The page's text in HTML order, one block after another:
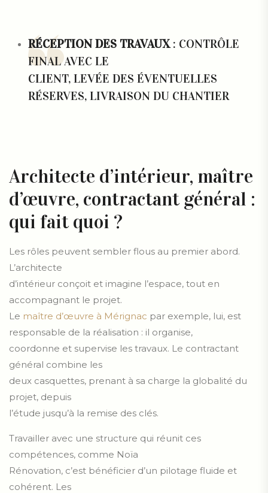
RÉCEPTION DES TRAVAUX: CONTRÔLE
FINAL AVEC LE
CLIENT, LEVÉE DES ÉVENTUELLES
RÉSERVES, LIVRAISON DU CHANTIER
Architecte d’intérieur, maître
d’œuvre, contractant général :
qui fait quoi ?
Les rôles peuvent sembler flous au premier abord.
L’architecte
d’intérieur conçoit et imagine l’espace, tout en
accompagnant le projet.
Le maître d’œuvre à Mérignac par exemple, lui, est
responsable de la réalisation : il organise,
coordonne et supervise les travaux. Le contractant
général combine les
deux casquettes, prenant à sa charge la globalité du
projet, depuis
l’étude jusqu’à la remise des clés.
Travailler avec une structure qui réunit ces
compétences, comme Noïa
Rénovation, c’est bénéficier d’un pilotage fluide et
cohérent. Les